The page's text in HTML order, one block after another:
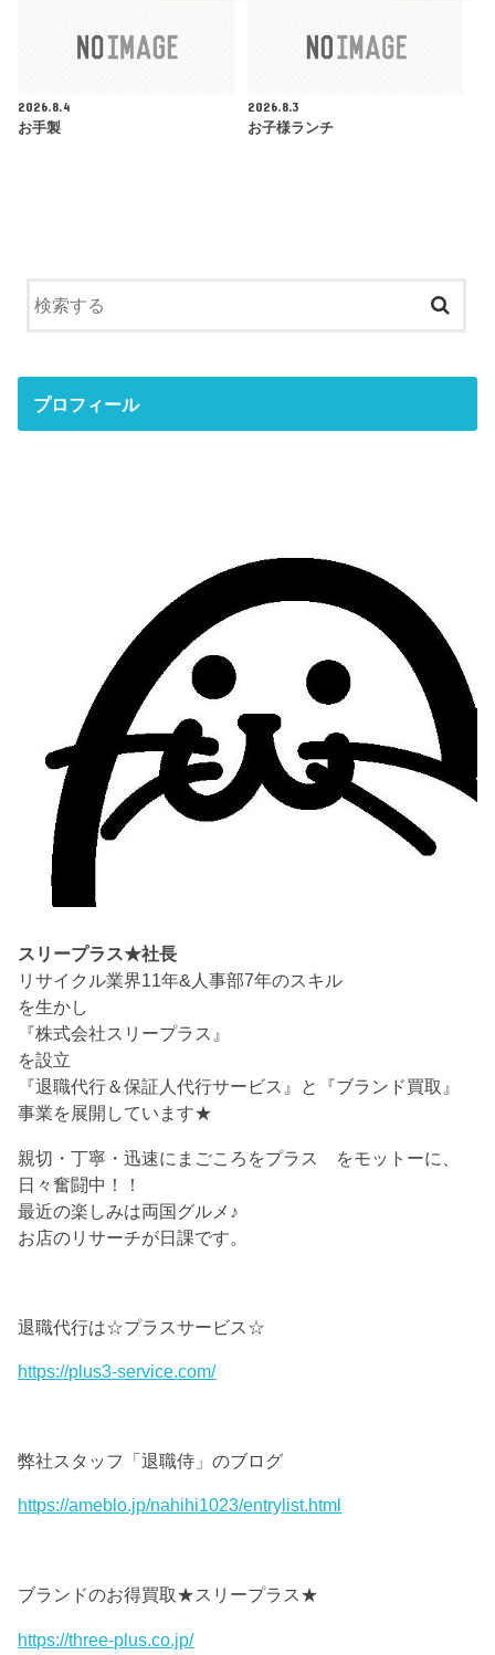
2026.8.4
お手製
2026.8.3
お子様ランチ
プロフィール
スリープラス★社長
リサイクル業界11年&人事部7年のスキル
を生かし
『株式会社スリープラス』
を設立
『退職代行＆保証人代行サービス』と『ブランド買取』
事業を展開しています★
親切・丁寧・迅速にまごころをプラス をモットーに、
日々奮闘中！！
最近の楽しみは両国グルメ♪
お店のリサーチが日課です。
退職代行は☆プラスサービス☆
https://plus3-service.com/
弊社スタッフ「退職侍」のブログ
https://ameblo.jp/nahihi1023/entrylist.html
ブランドのお得買取★スリープラス★
https://three-plus.co.jp/